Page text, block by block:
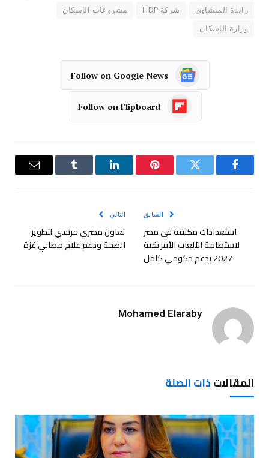
راندة المنشاوي شركة HDP مشروعات الإسكان
وزارة الإسكان
Follow on Google News
Follow on Flipboard
فيسبوك تويتر بينتيريستلينكدإن Tumblr
البريد
السابق
استعدادات مكثفة في مصر
لاستضافة الألعاب الأفريقية
2027 بدعم حكومي كامل
التالي
تعاون مصري فرنسي لتطوير
الصحة ودعم علاج مصابي غزة
Mohamed Elaraby
المقالاتذات الصلة